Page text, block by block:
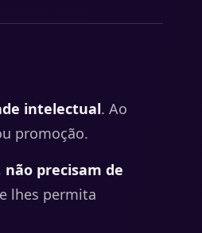
intelectual. Ao
promoção.
não precisam de
lhes permita